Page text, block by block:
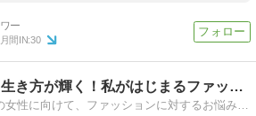
月間IN:30
服を変えれば、生き方が輝く！私がはじまるファッションコーデ
４０代以上の大人の女性に向けて、ファッションに対するお悩み解決や様々なシーンのファッションコーデとそのコツを書いています。